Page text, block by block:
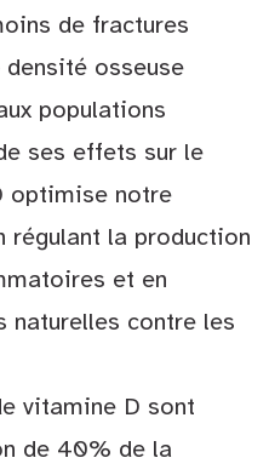
de fractures
osseuse
populations
ses effets sur le
optimise notre
régulant la production
et en
naturelles contre les
vitamine D sont
de 40% de la